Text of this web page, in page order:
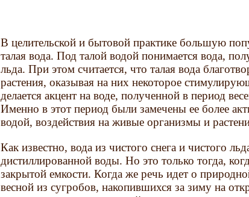
В целительской и бытовой практике большую
талая вода. Под талой водой понимается вода,
льда. При этом считается, что талая вода
растения, оказывая на них некоторое
делается акцент на воде, полученной в период
Именно в этот период были замечены ее более
водой, воздействия на живые организмы и
Как известно, вода из чистого снега и чистого
дистиллированной воды. Но это только тогда,
закрытой емкости. Когда же речь идет о
весной из сугробов, накопившихся за зиму на